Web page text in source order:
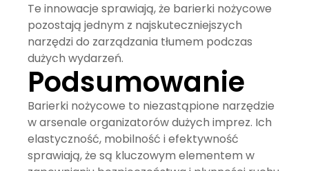
Te innowacje sprawiają, że barierki nożycowe
pozostają jednym z najskuteczniejszych
narzędzi do zarządzania tłumem podczas
dużych wydarzeń.
Podsumowanie
Barierki nożycowe to niezastąpione narzędzie
w arsenale organizatorów dużych imprez. Ich
elastyczność, mobilność i efektywność
sprawiają, że są kluczowym elementem w